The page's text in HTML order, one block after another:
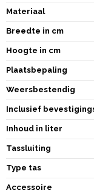
Materiaal
Breedte in cm
Hoogte in cm
Plaatsbepaling
Weersbestendig
Inclusief
Inhoud in liter
Tassluiting
Type tas
Accessoire